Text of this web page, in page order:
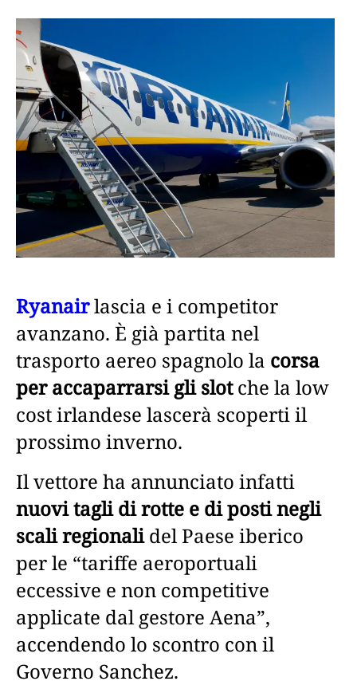
Ryanairlascia e i competitor
avanzano. È già partita nel
trasporto aereo spagnolo la corsa
per accaparrarsi gli slotche la low
cost irlandese lascerà scoperti il
prossimo inverno.
Il vettore ha annunciato infatti
nuovi tagli di rotte e di posti negli
scali regionalidel Paese iberico
per le “tariffe aeroportuali
eccessive e non competitive
applicate dal gestore Aena”,
accendendo lo scontro con il
Governo Sanchez.